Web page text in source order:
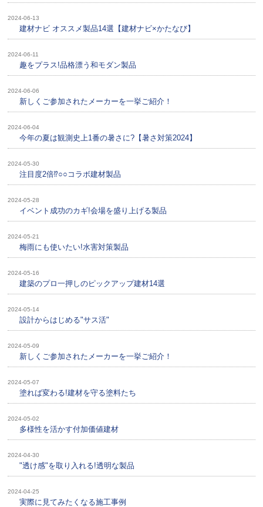
2024-06-13
建材ナビ オススメ製品14選【建材ナビ×かたなび】
2024-06-11
趣をプラス!品格漂う和モダン製品
2024-06-06
新しくご参加されたメーカーを一挙ご紹介！
2024-06-04
今年の夏は観測史上1番の暑さに?【暑さ対策2024】
2024-05-30
注目度2倍⁉○○コラボ建材製品
2024-05-28
イベント成功のカギ!会場を盛り上げる製品
2024-05-21
梅雨にも使いたい!水害対策製品
2024-05-16
建築のプロ一押しのピックアップ建材14選
2024-05-14
設計からはじめる"サス活"
2024-05-09
新しくご参加されたメーカーを一挙ご紹介！
2024-05-07
塗れば変わる!建材を守る塗料たち
2024-05-02
多様性を活かす付加価値建材
2024-04-30
"透け感"を取り入れる!透明な製品
2024-04-25
実際に見てみたくなる施工事例